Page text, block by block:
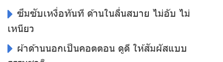
ซึมซับเหงื่อทันที ด้านในลื่นสบาย ไม่อับ ไม่
เหนียว
ผ้าด้านนอกเป็นคอตตอน ดูดี ให้สัมผัสแบบ